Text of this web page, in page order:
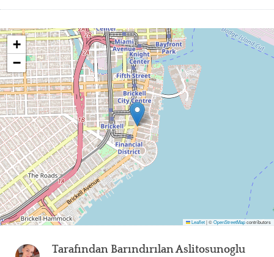
+
−
Leaflet|©OpenStreetMapcontributors
Tarafından BarındırılanAslitosunoglu